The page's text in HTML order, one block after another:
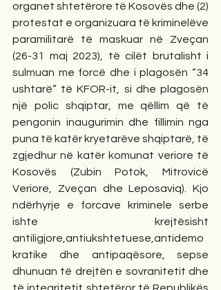
organet shtetërore të Kosovës dhe (2)
protestat e organizuara të kriminelëve
paramilitarë të maskuar në Zveçan
(26-31 maj 2023), të cilët brutalisht i
sulmuan me forcë dhe i plagosën “34
ushtarë” të KFOR-it, si dhe plagosën
një polic shqiptar, me qëllim që të
pengonin inaugurimin dhe fillimin nga
puna të katër kryetarëve shqiptarë, të
zgjedhur në katër komunat veriore të
Kosovës (Zubin Potok, Mitrovicë
Veriore, Zveçan dhe Leposaviq). Kjo
ndërhyrje e forcave kriminele serbe
ishte krejtësisht
antiligjore,antiukshtetuese,antidemo
kratike dhe antipaqësore, sepse
dhunuan të drejtën e sovranitetit dhe